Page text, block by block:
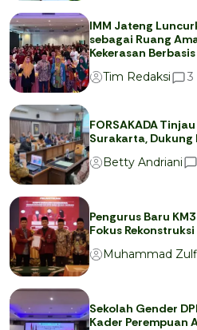
IMM Jateng
sebagai Ruang
Kekerasan
Tim Redaksi
3
FORSAKADA
Surakarta, Dukung
Betty Andriani
Pengurus Baru
Fokus
Muhammad
Sekolah Gender
Kader Perempuan